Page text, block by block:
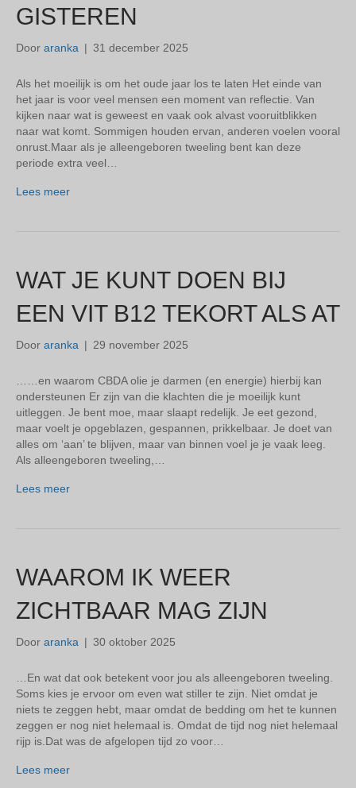
GISTEREN
Door aranka | 31 december 2025
Als het moeilijk is om het oude jaar los te laten Het einde van
het jaar is voor veel mensen een moment van reflectie. Van
kijken naar wat is geweest en vaak ook alvast vooruitblikken
naar wat komt. Sommigen houden ervan, anderen voelen vooral
onrust.Maar als je alleengeboren tweeling bent kan deze
periode extra veel…
Lees meer
WAT JE KUNT DOEN BIJ
EEN VIT B12 TEKORT ALS AT
Door aranka | 29 november 2025
……en waarom CBDA olie je darmen (en energie) hierbij kan
ondersteunen Er zijn van die klachten die je moeilijk kunt
uitleggen. Je bent moe, maar slaapt redelijk. Je eet gezond,
maar voelt je opgeblazen, gespannen, prikkelbaar. Je doet van
alles om ‘aan’ te blijven, maar van binnen voel je je vaak leeg.
Als alleengeboren tweeling,…
Lees meer
WAAROM IK WEER
ZICHTBAAR MAG ZIJN
Door aranka | 30 oktober 2025
…En wat dat ook betekent voor jou als alleengeboren tweeling.
Soms kies je ervoor om even wat stiller te zijn. Niet omdat je
niets te zeggen hebt, maar omdat de bedding om het te kunnen
zeggen er nog niet helemaal is. Omdat de tijd nog niet helemaal
rijp is.Dat was de afgelopen tijd zo voor…
Lees meer